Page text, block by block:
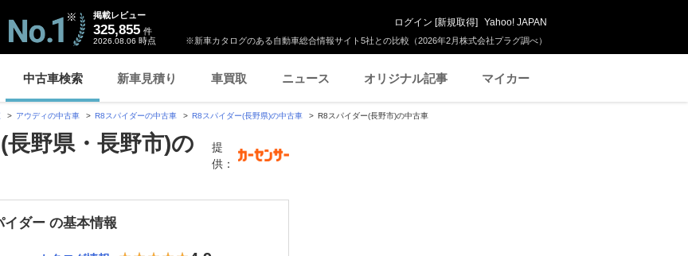
※新車カタログのある自動車総合情報サイト5社との比較（2026年2月株式会社プラグ調べ）
掲載レビュー
325,855 件
2026.08.06 時点
ログイン [新規取得] Yahoo! JAPAN
中古車検索 新車見積り 車買取 ニュース オリジナル記事 マイカー
アウディの中古車 R8スパイダーの中古車 R8スパイダー(長野県)の中古車 R8スパイダー(長野市)の中古車
野県・長野市)の
提
供：
イダー の基本情報